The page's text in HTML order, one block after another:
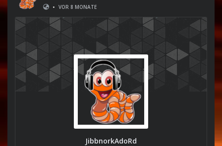
• VOR 8 MONATE
JibbnorkAdoRd